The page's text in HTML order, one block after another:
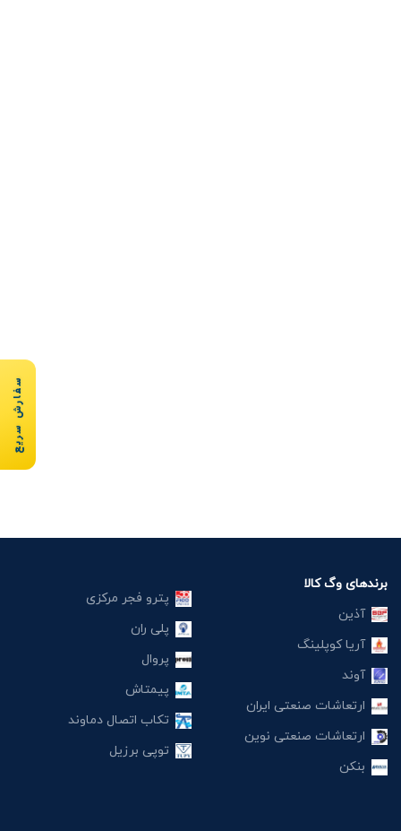
برندهای وگ کالا
آذین
آریا کوپلینگ
آوند
ارتعاشات صنعتی ایران
ارتعاشات صنعتی نوین
بنکن
پترو فجر مرکزی
پلی ران
پروال
پیمتاش
تکاب اتصال دماوند
توپی برزیل
سفارش سریع